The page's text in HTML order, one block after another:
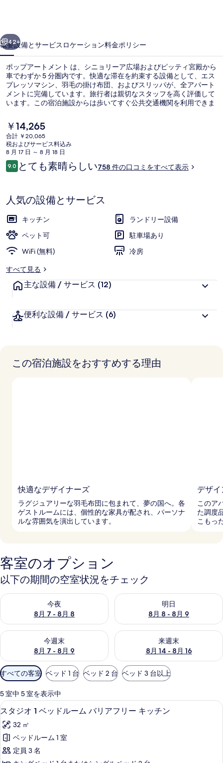
ン
ト
の
写
真
ギ
ャ
ラ
リ
次へ
42+
概要設備とサービス ロケーション料金ポリシー
ポップアートメント は、シニョリーア広場およびピッティ宮殿から
車でわずか 5 分圏内です。快適な滞在を約束する設備として、エス
プレッソマシン、羽毛の掛け布団、およびスリッパが、全アパート
メントに完備しています。旅行者は親切なスタッフを高く評価して
います。この宿泊施設からは歩いてすぐ公共交通機関を利用できま
留所までは 4 分です。
現
在
の
料
金
は
す
￥14,265
合計 ￥20,065
税およびサービス料込み
8 月 17 日 ～ 8 月 18 日
口
コ
9.010段階中9.0
とても素晴らしい758 件の口コミをすべて表示
人気の設備とサービス
キッチン
ランドリー設備
ペット可
駐車場あり
WiFi (無料)
冷房
すべて見る
主な設備 / サービス (12)
便利な設備 / サービス (6)
この宿泊施設をおすすめする理由
快適なデザイナーズ
ラグジュアリーな羽毛布団に包まれて、夢の国へ。各
ゲストルームには、個性的な家具が配され、パーソナ
ルな雰囲気を演出しています。
デザ
このア
た調度
こもっ
客室のオプション
以下の期間の空室状況をチェック
今夜
8月 7 - 8月 8
今夜 8月 7 - 8月 8 の空室状況をチェック
明日
8月 8 - 8月 9
明日 8月 8 - 8月 9 の空室状況
今週末
8月 7 - 8月 9
今週末 8月 7 - 8月 9 の空室状況をチェック
来週末
8月 14 - 8月 16
来週末 8月 14 - 8月 16 の空室
利
用
可
能
な
客
室
の
すべての客室 ベッド 1 台 ベッド 2 台 ベッド 3 台以上
5 室中 5 室を表示中
ス
タ
ジ
オ
1
スタジオ 1 ベッドルーム バリアフリ
7
スタジオ 1 ベッドルーム バリアフリー キッチン
32 ㎡
ベッドルーム 1 室
定員 3 名